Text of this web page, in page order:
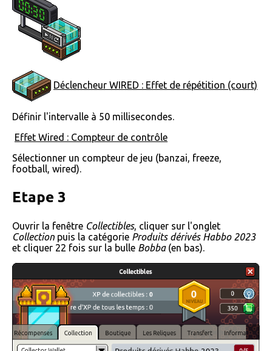
Déclencheur WIRED : Effet de répétition (court)
Définir l'intervalle à 50 millisecondes.
Effet Wired : Compteur de contrôle
Sélectionner un compteur de jeu (banzai, freeze,
football, wired).
Etape 3
Ouvrir la fenêtre Collectibles, cliquer sur l'onglet
Collection puis la catégorie Produits dérivés Habbo 2023
et cliquer 22 fois sur la bulle Bobba(en bas).